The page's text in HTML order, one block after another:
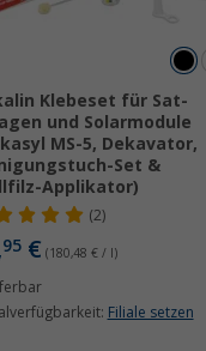
Klebeset für Sat-
und Solarmodule
MS-5, Dekavator,
Set &
Applikator)
(2)
95 € (180,48 € / l)
Filiale setzen